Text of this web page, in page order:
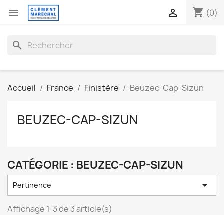
 shopping_cart (0)

search
Accueil France Finistère Beuzec-Cap-Sizun
BEUZEC-CAP-SIZUN
CATÉGORIE : BEUZEC-CAP-SIZUN
Pertinence 
Affichage 1-3 de 3 article(s)